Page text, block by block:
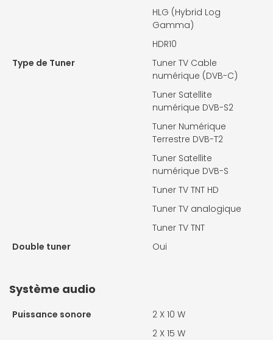
HLG (Hybrid Log
Gamma)
HDR10
Type de Tuner
Tuner TV Cable
numérique (DVB-C)
Tuner Satellite
numérique DVB-S2
Tuner Numérique
Terrestre DVB-T2
Tuner Satellite
numérique DVB-S
Tuner TV TNT HD
Tuner TV analogique
Tuner TV TNT
Double tuner
Oui
Système audio
Puissance sonore 2 X 10 W
2 X 15 W